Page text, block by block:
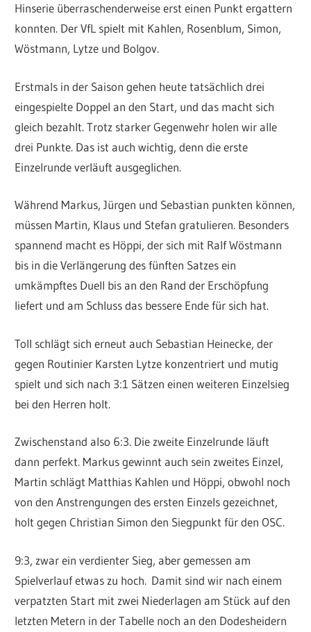
Hinserie überraschenderweise erst einen Punkt ergattern
konnten. Der VfL spielt mit Kahlen, Rosenblum, Simon,
Wöstmann, Lytze und Bolgov.
Erstmals in der Saison gehen heute tatsächlich drei
eingespielte Doppel an den Start, und das macht sich
gleich bezahlt. Trotz starker Gegenwehr holen wir alle
drei Punkte. Das ist auch wichtig, denn die erste
Einzelrunde verläuft ausgeglichen.
Während Markus, Jürgen und Sebastian punkten können,
müssen Martin, Klaus und Stefan gratulieren. Besonders
spannend macht es Höppi, der sich mit Ralf Wöstmann
bis in die Verlängerung des fünften Satzes ein
umkämpftes Duell bis an den Rand der Erschöpfung
liefert und am Schluss das bessere Ende für sich hat.
Toll schlägt sich erneut auch Sebastian Heinecke, der
gegen Routinier Karsten Lytze konzentriert und mutig
spielt und sich nach 3:1 Sätzen einen weiteren Einzelsieg
bei den Herren holt.
Zwischenstand also 6:3. Die zweite Einzelrunde läuft
dann perfekt. Markus gewinnt auch sein zweites Einzel,
Martin schlägt Matthias Kahlen und Höppi, obwohl noch
von den Anstrengungen des ersten Einzels gezeichnet,
holt gegen Christian Simon den Siegpunkt für den OSC.
9:3, zwar ein verdienter Sieg, aber gemessen am
Spielverlauf etwas zu hoch. Damit sind wir nach einem
verpatzten Start mit zwei Niederlagen am Stück auf den
letzten Metern in der Tabelle noch an den Dodesheidern